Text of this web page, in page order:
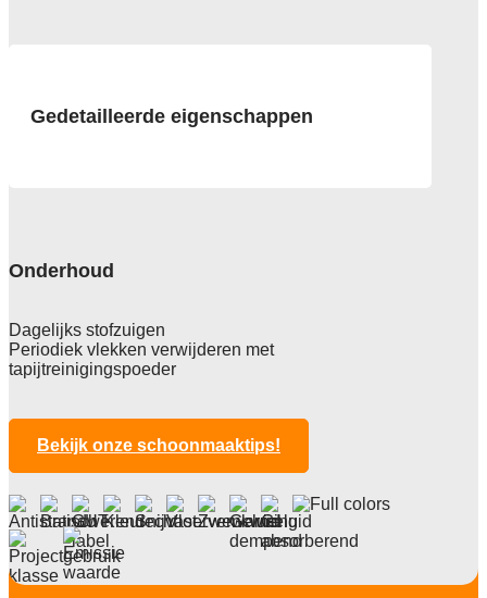
Gedetailleerde eigenschappen
100% Solution Dyed Nylon
Ecoflex Stratera
Poolgewicht
540 g/m2
Poolhoogte
3,0 mm
6,4 mm
Anti statisch
ja, 2kv
Onderhoud
Dagelijks stofzuigen
Periodiek vlekken verwijderen met
tapijtreinigingspoeder
Bekijk onze schoonmaaktips!